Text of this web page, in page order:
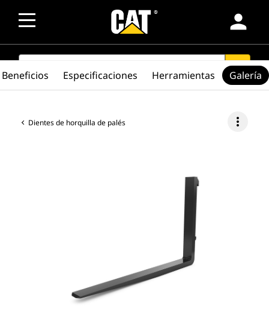
person
SEARCH search
Dientes de horquilla de palés more_vert
Beneficios Especificaciones Herramientas Galería